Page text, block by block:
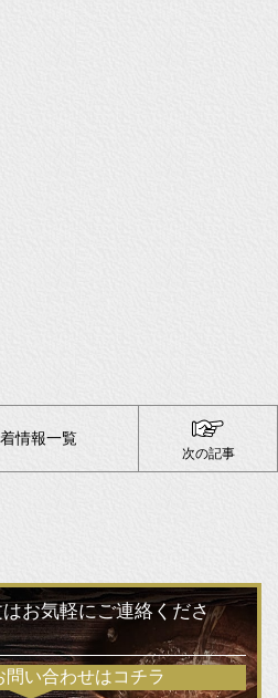
情報一覧
次の記事
お気軽にご連絡くださ
問い合わせはコチラ